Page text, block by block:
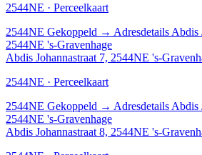
2544NE · Perceelkaart
2544NE Gekoppeld → Adresdetails Abdis
2544NE 's-Gravenhage
Abdis Johannastraat 7, 2544NE 's-
2544NE · Perceelkaart
2544NE Gekoppeld → Adresdetails Abdis
2544NE 's-Gravenhage
Abdis Johannastraat 8, 2544NE 's-